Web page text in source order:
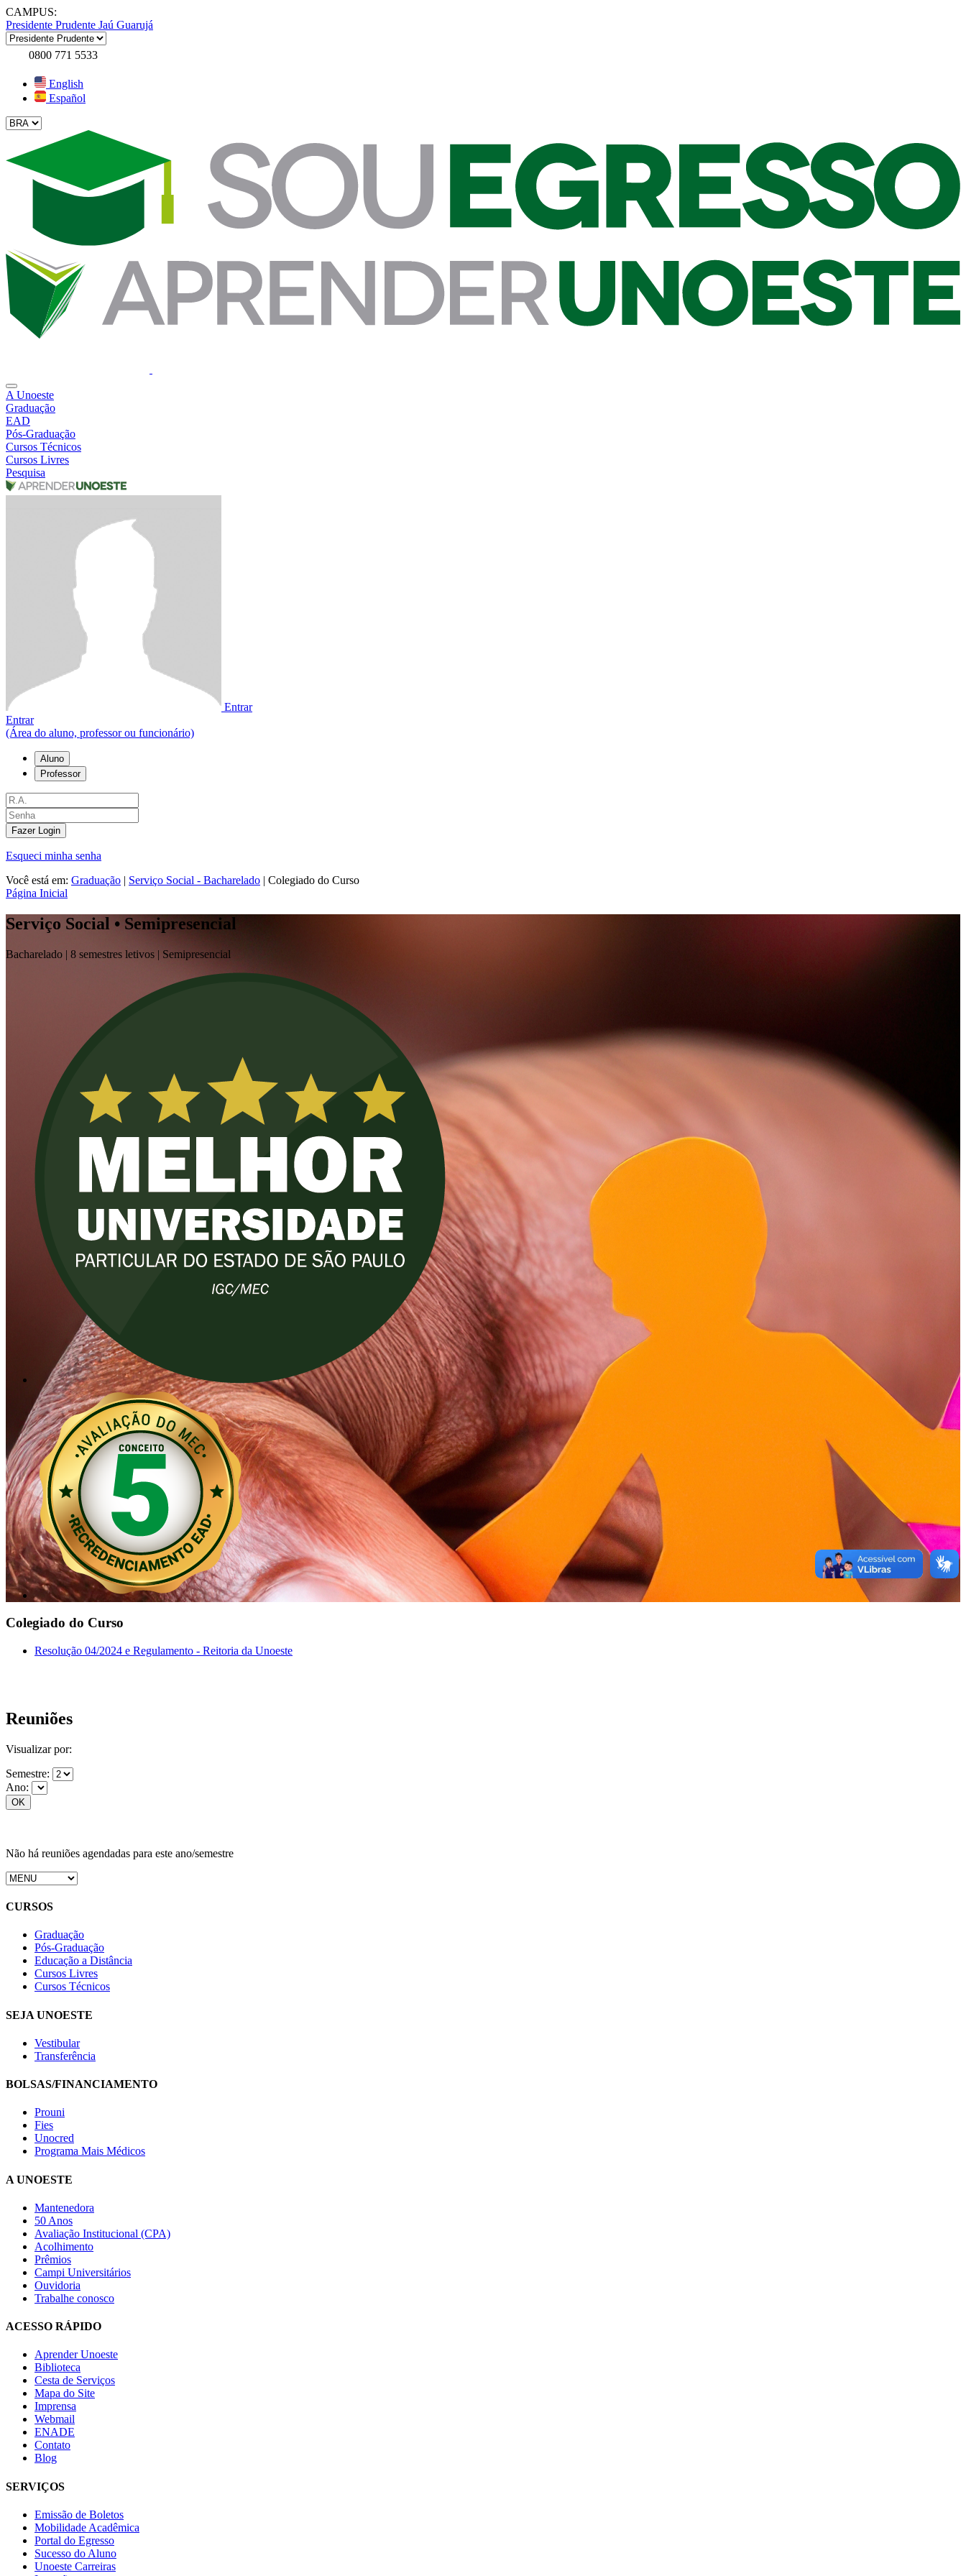
CAMPUS:
Presidente Prudente Jaú Guarujá
0800 771 5533
English
Español
A Unoeste
Graduação
EAD
Pós-Graduação
Cursos Técnicos
Cursos Livres
Pesquisa
Entrar
Entrar
(Área do aluno, professor ou funcionário)
Aluno
Professor
Fazer Login
Esqueci minha senha
Você está em: Graduação | Serviço Social - Bacharelado | Colegiado do Curso
Página Inicial
Serviço Social • Semipresencial
Bacharelado | 8 semestres letivos | Semipresencial
Colegiado do Curso
Resolução 04/2024 e Regulamento - Reitoria da Unoeste
Reuniões
Visualizar por:
Semestre:
Ano:
Não há reuniões agendadas para este ano/semestre
CURSOS
Graduação
Pós-Graduação
Educação a Distância
Cursos Livres
Cursos Técnicos
SEJA UNOESTE
Vestibular
Transferência
BOLSAS/FINANCIAMENTO
Prouni
Fies
Unocred
Programa Mais Médicos
A UNOESTE
Mantenedora
50 Anos
Avaliação Institucional (CPA)
Acolhimento
Prêmios
Campi Universitários
Ouvidoria
Trabalhe conosco
ACESSO RÁPIDO
Aprender Unoeste
Biblioteca
Cesta de Serviços
Mapa do Site
Imprensa
Webmail
ENADE
Contato
Blog
SERVIÇOS
Emissão de Boletos
Mobilidade Acadêmica
Portal do Egresso
Sucesso do Aluno
Unoeste Carreiras